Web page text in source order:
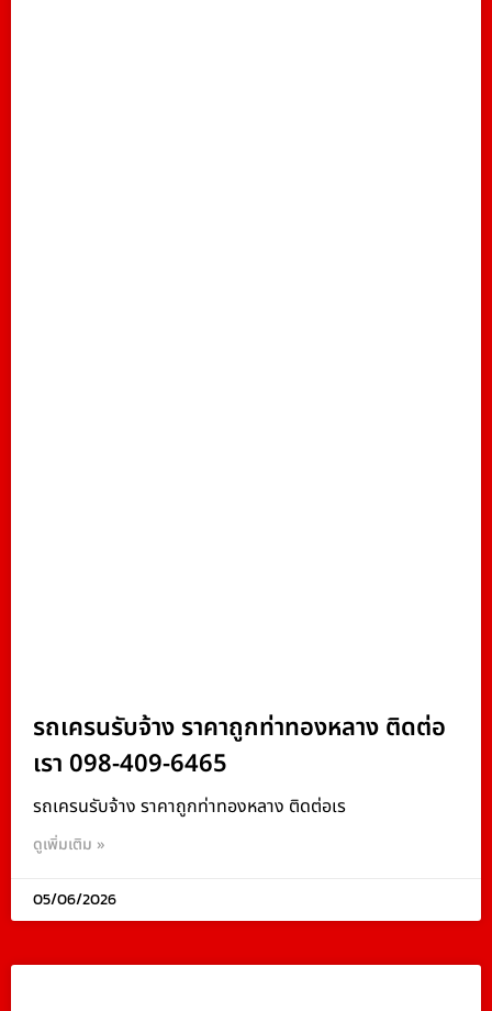
รถเครนรับจ้าง ราคาถูกท่าทองหลาง ติดต่อ
เรา 098-409-6465
รถเครนรับจ้าง ราคาถูกท่าทองหลาง ติดต่อเร
ดูเพิ่มเติม »
05/06/2026